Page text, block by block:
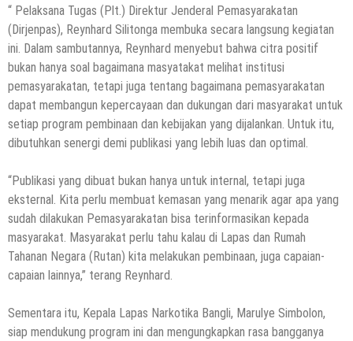
“ Pelaksana Tugas (Plt.) Direktur Jenderal Pemasyarakatan
(Dirjenpas), Reynhard Silitonga membuka secara langsung kegiatan
ini. Dalam sambutannya, Reynhard menyebut bahwa citra positif
bukan hanya soal bagaimana masyatakat melihat institusi
pemasyarakatan, tetapi juga tentang bagaimana pemasyarakatan
dapat membangun kepercayaan dan dukungan dari masyarakat untuk
setiap program pembinaan dan kebijakan yang dijalankan. Untuk itu,
dibutuhkan senergi demi publikasi yang lebih luas dan optimal.
“Publikasi yang dibuat bukan hanya untuk internal, tetapi juga
eksternal. Kita perlu membuat kemasan yang menarik agar apa yang
sudah dilakukan Pemasyarakatan bisa terinformasikan kepada
masyarakat. Masyarakat perlu tahu kalau di Lapas dan Rumah
Tahanan Negara (Rutan) kita melakukan pembinaan, juga capaian-
capaian lainnya,” terang Reynhard.
Sementara itu, Kepala Lapas Narkotika Bangli, Marulye Simbolon,
siap mendukung program ini dan mengungkapkan rasa bangganya